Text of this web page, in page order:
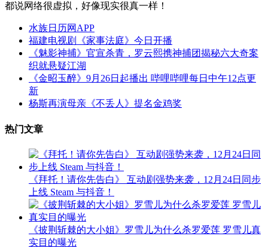
都说网络很虚拟，好像现实很真一样！
水族日历网APP
福建电视剧《家事法庭》今日开播
《魅影神捕》官宣杀青，罗云熙携神捕团揭秘六大奇案
织就悬疑江湖
《金昭玉醉》9月26日起播出 哔哩哔哩每日中午12点更
新
杨斯再演母亲《不丢人》提名金鸡奖
热门文章
《拜托！请你先告白》 互动剧强势来袭，12月24日同步
上线 Steam 与抖音！
《披荆斩棘的大小姐》罗雪儿为什么杀罗爱莲 罗雪儿真
实目的曝光